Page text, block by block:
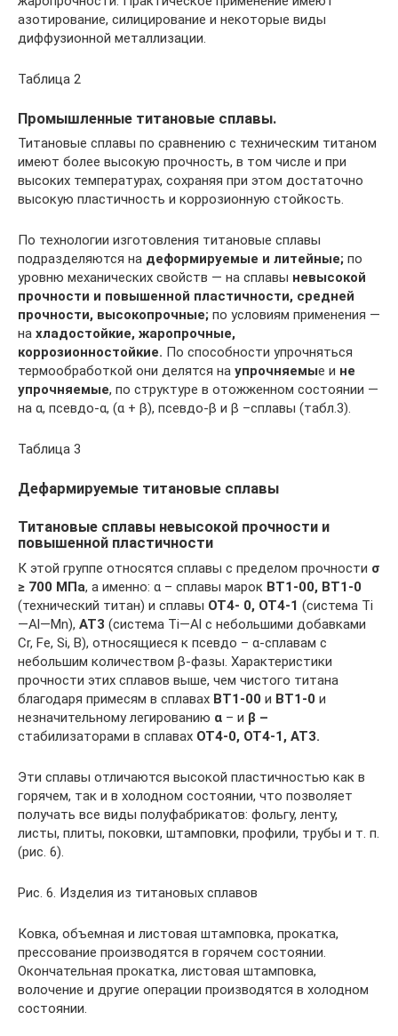
азотирование, силицирование и некоторые виды
диффузионной металлизации.
Таблица 2
Промышленные титановые сплавы.
Титановые сплавы по сравнению с техническим титаном
имеют более высокую прочность, в том числе и при
высоких температурах, сохраняя при этом достаточно
высокую пластичность и коррозионную стойкость.
По технологии изготовления титановые сплавы
подразделяются на деформируемые и литейные; по
уровню механических свойств — на сплавы невысокой
прочности и повышенной пластичности, средней
прочности, высокопрочные; по условиям применения —
на хладостойкие, жаропрочные,
коррозионностойкие. По способности упрочняться
термообработкой они делятся на упрочняемые и не
упрочняемые, по структуре в отожженном состоянии —
на α, псевдо-α, (α + β), псевдо-β и β –сплавы (табл.3).
Таблица 3
Дефармируемые титановые сплавы
Титановые сплавы невысокой прочности и
повышенной пластичности
К этой группе относятся сплавы с пределом прочности σ
≥ 700 МПа, а именно: α – сплавы марок ВТ1-00, ВТ1-0
(технический титан) и сплавы ОТ4- 0, ОТ4-1 (система Ti
—Al—Mn), АТ3 (система Ti—Al c небольшими добавками
Cr, Fe, Si, B), относящиеся к псевдо – α-сплавам с
небольшим количеством β-фазы. Характеристики
прочности этих сплавов выше, чем чистого титана
благодаря примесям в сплавах ВТ1-00 и ВТ1-0 и
незначительному легированию α – и β –
стабилизаторами в сплавах ОТ4-0, ОТ4-1, АТ3.
Эти сплавы отличаются высокой пластичностью как в
горячем, так и в холодном состоянии, что позволяет
получать все виды полуфабрикатов: фольгу, ленту,
листы, плиты, поковки, штамповки, профили, трубы и т. п.
(рис. 6).
Рис. 6. Изделия из титановых сплавов
Ковка, объемная и листовая штамповка, прокатка,
прессование производятся в горячем состоянии.
Окончательная прокатка, листовая штамповка,
волочение и другие операции производятся в холодном
состоянии.